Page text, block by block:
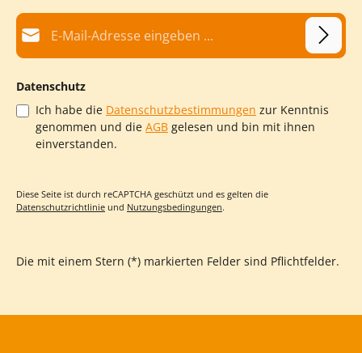
E-Mail-Adresse*
Datenschutz
Ich habe die Datenschutzbestimmungen zur Kenntnis
genommen und die AGB gelesen und bin mit ihnen
einverstanden.
Diese Seite ist durch reCAPTCHA geschützt und es gelten die
Datenschutzrichtlinie und Nutzungsbedingungen.
Die mit einem Stern (*) markierten Felder sind Pflichtfelder.